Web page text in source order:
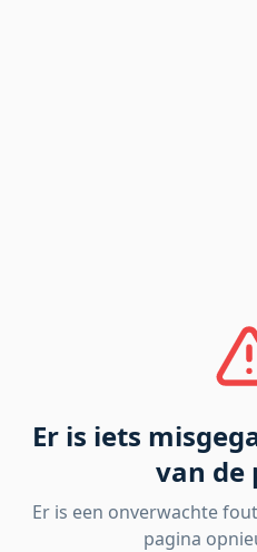
Er is iets
van de
Er is een onverwachte
pagina